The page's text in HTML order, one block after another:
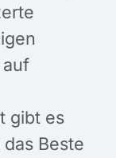
auf
gibt es
Beste